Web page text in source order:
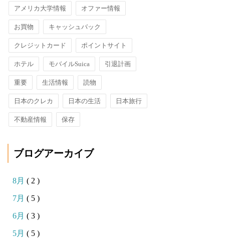
アメリカ大学情報 オファー情報
お買物 キャッシュバック
クレジットカード ポイントサイト
ホテル モバイルSuica 引退計画
重要 生活情報 読物
日本のクレカ 日本の生活 日本旅行
不動産情報 保存
ブログアーカイブ
8月 ( 2 )
7月 ( 5 )
6月 ( 3 )
5月 ( 5 )